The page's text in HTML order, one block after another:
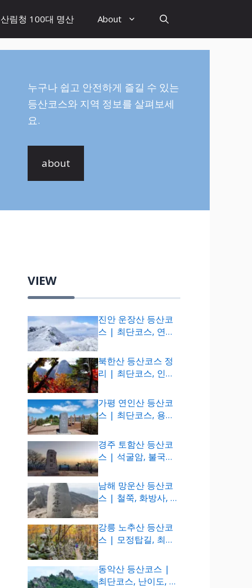
산림청 100대 명산 About
누구나 쉽고 안전하게 즐길 수 있는
등산코스와 지역 정보를 살펴보세
요.
about
VIEW
진안 운장산 등산코
스 | 최단코스, 연계
북한산 등산코스 정
리 | 최단코스, 인기
(836m)
가평 연인산 등산코
스 | 최단코스, 용추
(1,068m)
경주 토함산 등산코
스 | 석굴암, 불국사,
남해 망운산 등산코
스 | 철쭉, 화방사, 최
강릉 노추산 등산코
스 | 모정탑길, 최단
동악산 등산코스 |
최단코스, 난이도, 준